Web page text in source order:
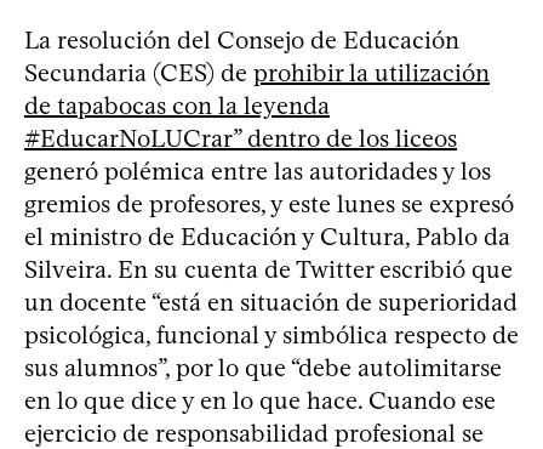
La resolución del Consejo de Educación
Secundaria (CES) de prohibir la utilización
de tapabocas con la leyenda
#EducarNoLUCrar” dentro de los liceos
generó polémica entre las autoridades y los
gremios de profesores, y este lunes se expresó
el ministro de Educación y Cultura, Pablo da
Silveira. En su cuenta de Twitter escribió que
un docente “está en situación de superioridad
psicológica, funcional y simbólica respecto de
sus alumnos”, por lo que “debe autolimitarse
en lo que dice y en lo que hace. Cuando ese
ejercicio de responsabilidad profesional se